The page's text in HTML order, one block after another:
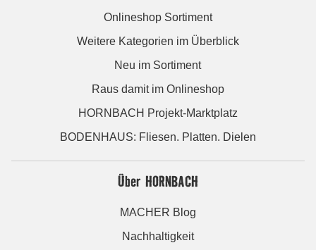
Onlineshop Sortiment
Weitere Kategorien im Überblick
Neu im Sortiment
Raus damit im Onlineshop
HORNBACH Projekt-Marktplatz
BODENHAUS: Fliesen. Platten. Dielen
Über HORNBACH
MACHER Blog
Nachhaltigkeit